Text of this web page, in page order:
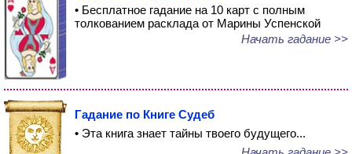
• Бесплатное гадание на 10 карт с полным
толкованием расклада от Марины Успенской
Начать гадание >>
Гадание по Книге Судеб
• Эта книга знает тайны твоего будущего...